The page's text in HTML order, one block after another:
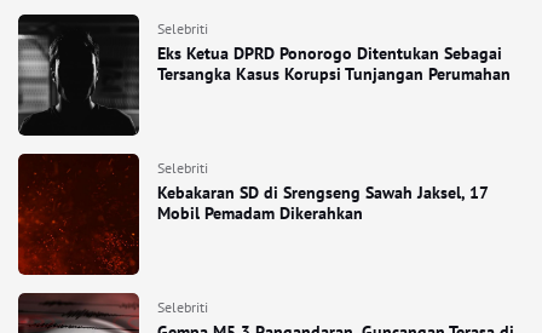
Selebriti
Eks Ketua DPRD Ponorogo Ditentukan Sebagai
Tersangka Kasus Korupsi Tunjangan Perumahan
Selebriti
Kebakaran SD di Srengseng Sawah Jaksel, 17
Mobil Pemadam Dikerahkan
Selebriti